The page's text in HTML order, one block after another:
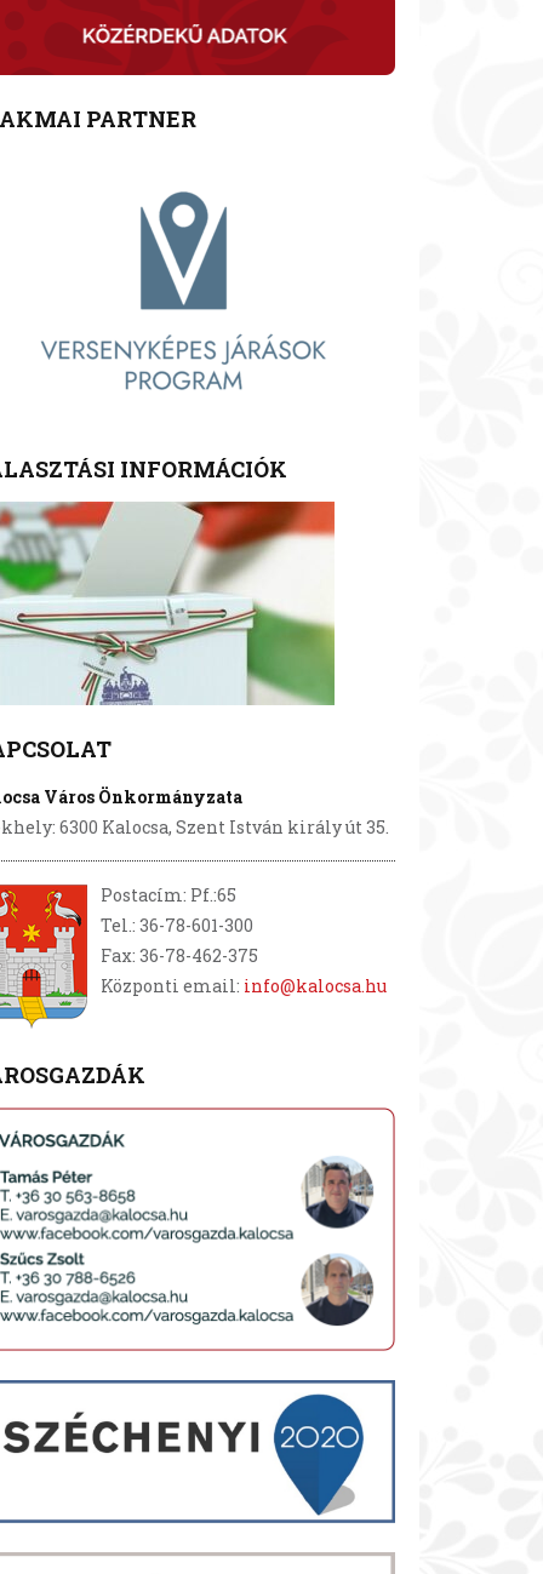
PARTNER
INFORMÁCIÓK
Város Önkormányzata
6300 Kalocsa, Szent István király út 35.
Postacím: Pf.:65
Tel.: 36-78-601-300
Fax: 36-78-462-375
Központi email: info@kalocsa.hu